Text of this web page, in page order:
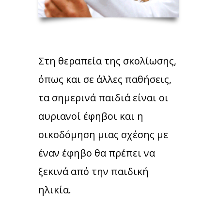
Στη θεραπεία της σκολίωσης,
όπως και σε άλλες παθήσεις,
τα σημερινά παιδιά είναι οι
αυριανοί έφηβοι και η
οικοδόμηση μιας σχέσης με
έναν έφηβο θα πρέπει να
ξεκινά από την παιδική
ηλικία.